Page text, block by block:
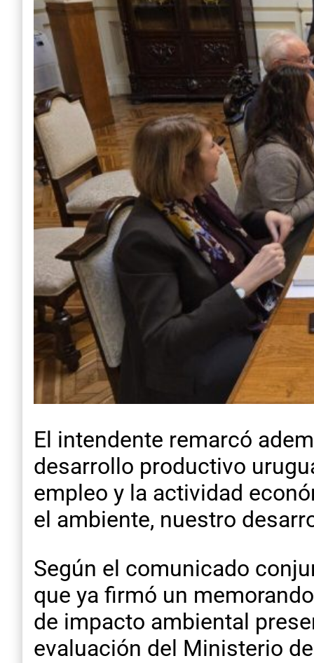
El intendente remarcó
desarrollo productivo
empleo y la actividad
el ambiente, nuestro
Según el comunicado
que ya firmó un
de impacto ambiental
evaluación del Ministerio